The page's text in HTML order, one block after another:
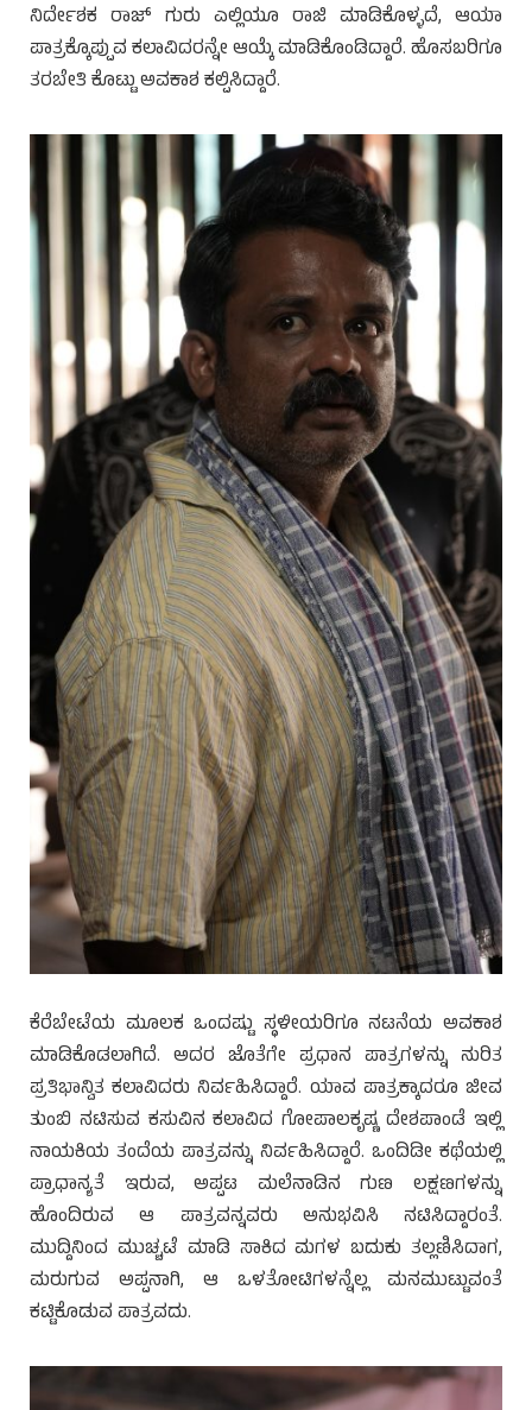
ನಿರ್ದೇಶಕ ರಾಜ್ ಗುರು ಎಲ್ಲಿಯೂ ರಾಜಿ ಮಾಡಿಕೊಳ್ಳದೆ, ಆಯಾ
ಪಾತ್ರಕ್ಕೊಪ್ಪುವ ಕಲಾವಿದರನ್ನೇ ಆಯ್ಕೆ ಮಾಡಿಕೊಂಡಿದ್ದಾರೆ. ಹೊಸಬರಿಗೂ
ತರಬೇತಿ ಕೊಟ್ಟು ಅವಕಾಶ ಕಲ್ಪಿಸಿದ್ದಾರೆ.
ಕೆರೆಬೇಟೆಯ ಮೂಲಕ ಒಂದಷ್ಟು ಸ್ಥಳೀಯರಿಗೂ ನಟನೆಯ ಅವಕಾಶ
ಮಾಡಿಕೊಡಲಾಗಿದೆ. ಅದರ ಜೊತೆಗೇ ಪ್ರಧಾನ ಪಾತ್ರಗಳನ್ನು ನುರಿತ
ಪ್ರತಿಭಾನ್ವಿತ ಕಲಾವಿದರು ನಿರ್ವಹಿಸಿದ್ದಾರೆ. ಯಾವ ಪಾತ್ರಕ್ಕಾದರೂ ಜೀವ
ತುಂಬಿ ನಟಿಸುವ ಕಸುವಿನ ಕಲಾವಿದ ಗೋಪಾಲಕೃಷ್ಣ ದೇಶಪಾಂಡೆ ಇಲ್ಲಿ
ನಾಯಕಿಯ ತಂದೆಯ ಪಾತ್ರವನ್ನು ನಿರ್ವಹಿಸಿದ್ದಾರೆ. ಒಂದಿಡೀ ಕಥೆಯಲ್ಲಿ
ಪ್ರಾಧಾನ್ಯತೆ ಇರುವ, ಅಪ್ಪಟ ಮಲೆನಾಡಿನ ಗುಣ ಲಕ್ಷಣಗಳನ್ನು
ಹೊಂದಿರುವ ಆ ಪಾತ್ರವನ್ನವರು ಅನುಭವಿಸಿ ನಟಿಸಿದ್ದಾರಂತೆ.
ಮುದ್ದಿನಿಂದ ಮುಚ್ಚಟೆ ಮಾಡಿ ಸಾಕಿದ ಮಗಳ ಬದುಕು ತಲ್ಲಣಿಸಿದಾಗ,
ಮರುಗುವ ಅಪ್ಪನಾಗಿ, ಆ ಒಳತೋಟಿಗಳನ್ನೆಲ್ಲ ಮನಮುಟ್ಟುವಂತೆ
ಕಟ್ಟಿಕೊಡುವ ಪಾತ್ರವದು.